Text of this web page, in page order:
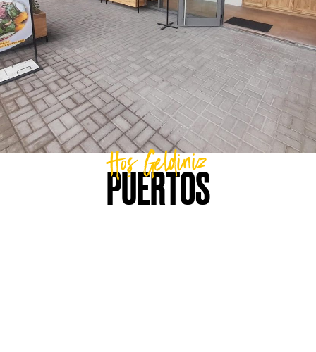
PUERTOS
Hoş Geldiniz